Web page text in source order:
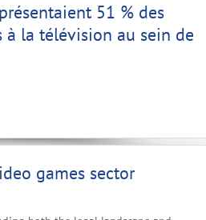
51 % des
la télévision au sein de
games sector